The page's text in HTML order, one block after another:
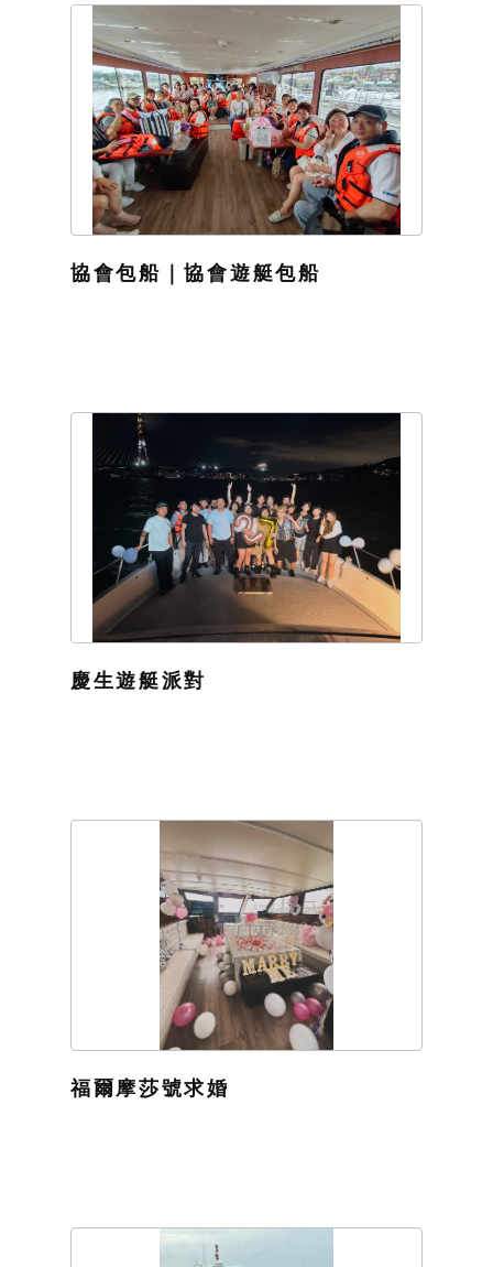
協會包船｜協會遊艇包船
慶生遊艇派對
福爾摩莎號求婚